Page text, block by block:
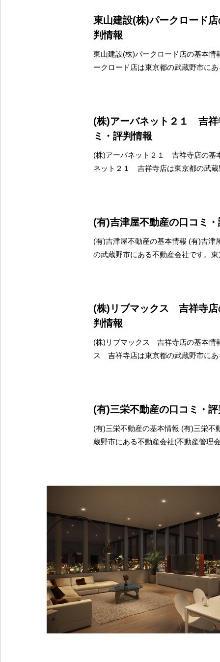
東山建設(株)パークロード
判情報
東山建設(株)パークロード店の基本情
ークロード店は東京都の武蔵野市に
(株)アーバネット２１ 吉祥
ミ・評判情報
(株)アーバネット２１ 吉祥寺店の基
ネット２１ 吉祥寺店は東京都の武蔵
(有)吉津屋不動産の口コミ
(有)吉津屋不動産の基本情報 (有)吉津
の武蔵野市にある不動産会社です。
(株)リブマックス 吉祥寺店
判情報
(株)リブマックス 吉祥寺店の基本情
ス 吉祥寺店は東京都の武蔵野市にあ
(有)三栄不動産の口コミ・
(有)三栄不動産の基本情報 (有)三栄不
蔵野市にある不動産会社(不動産管理